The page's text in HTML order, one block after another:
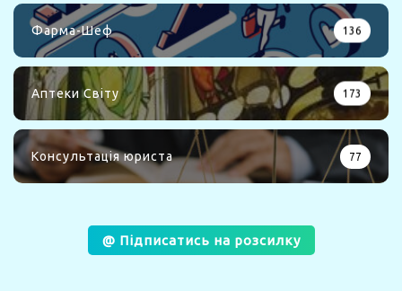
Фарма-Шеф 136
Аптеки Світу 173
Консультація юриста 77
@ Підписатись на розсилку